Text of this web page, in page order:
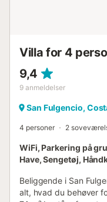
Villa for 4
9,4
9 anmeldelser
San Fulgencio,
4 personer 2
WiFi, Parkering på
Have, Sengetøj,
Beliggende i San
alt, hvad du behøver